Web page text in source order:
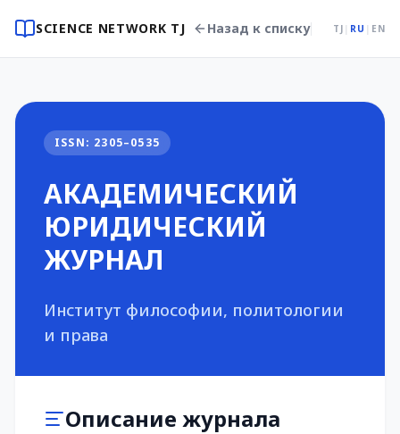
SCIENCE NETWORK TJ Назад к списку TJ | RU | EN
ISSN: 2305–0535
АКАДЕМИЧЕСКИЙ
ЮРИДИЧЕСКИЙ
ЖУРНАЛ
Институт философии, политологии
и права
Описание журнала